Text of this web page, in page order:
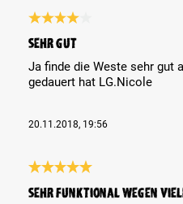
Sehr gut
Ja finde die Weste sehr gut
gedauert hat LG.Nicole
20.11.2018, 19:56
sehr funktional wegen